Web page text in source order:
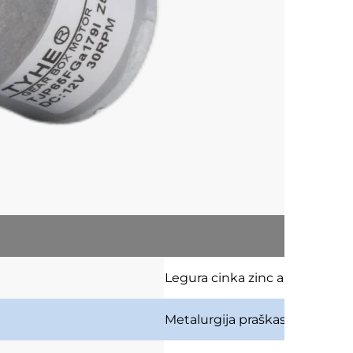
Legura cinka zinc alloy
Metalurgija praškastog stanja